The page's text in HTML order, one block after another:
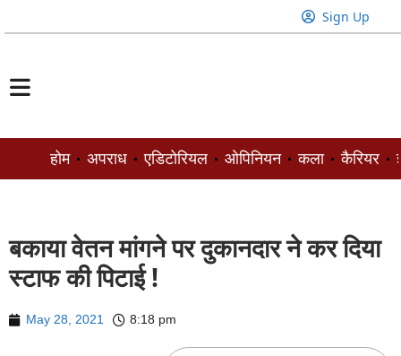
Sign Up
होम अपराध एडिटोरियल ओपिनियन कला कैरियर
बकाया वेतन मांगने पर दुकानदार ने कर दिया
स्टाफ की पिटाई !
May 28, 2021 8:18 pm